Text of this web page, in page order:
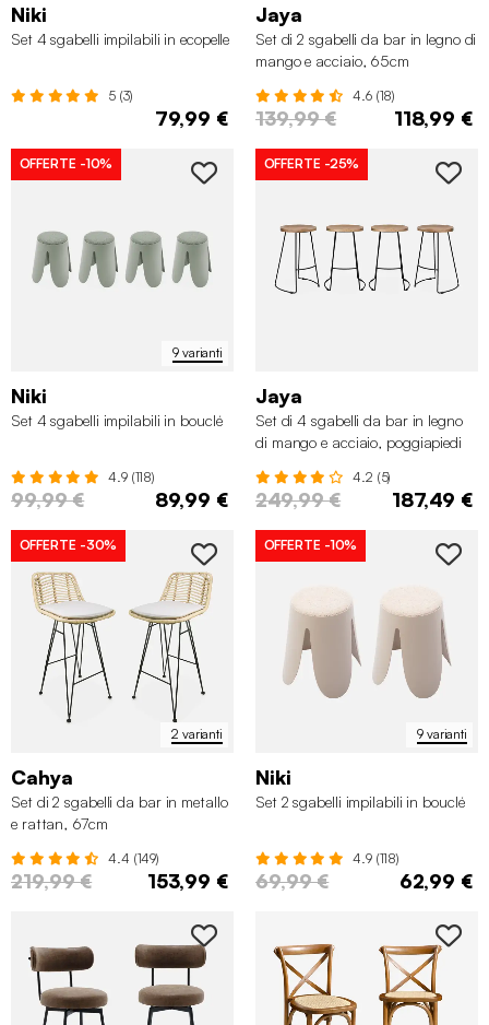
Niki
Set 4 sgabelli impilabili in ecopelle
5 (3)
79,99 €
Jaya
Set di 2 sgabelli da bar in legno di
mango e acciaio, 65cm
4.6 (18)
139,99 € 118,99 €
9 varianti
OFFERTE -10%
Niki
Set 4 sgabelli impilabili in bouclé
4.9 (118)
99,99 € 89,99 €
OFFERTE -25%
Jaya
Set di 4 sgabelli da bar in legno
di mango e acciaio, poggiapiedi
4.2 (5)
249,99 € 187,49 €
2 varianti
OFFERTE -30%
Cahya
Set di 2 sgabelli da bar in metallo
e rattan, 67cm
4.4 (149)
219,99 € 153,99 €
9 varianti
OFFERTE -10%
Niki
Set 2 sgabelli impilabili in bouclé
4.9 (118)
69,99 € 62,99 €